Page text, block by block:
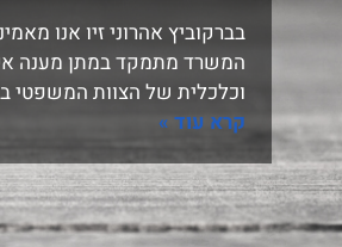
בברקוביץ אהרוני זיו אנו
המשרד מתמקד במתן מענה
וכלכלית של הצוות המשפטי
קרא עוד »
חוות דעת מומחה בליטיגציה מסחרית – מתי היא יכולה להכריע את התיק?
חוות דעת מומחה בליטיגציה מסחרית – מתי היא יכולה להכריע את התיק? חוות דעת מומחה בליטיגציה מסחרית עשויה...